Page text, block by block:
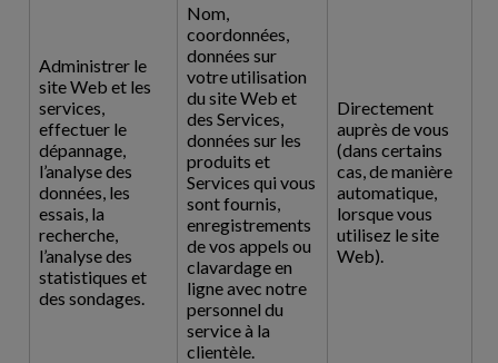
Administrer le
site Web et les
services,
effectuer le
dépannage,
l’analyse des
données, les
essais, la
recherche,
l’analyse des
statistiques et
des sondages.
Nom,
coordonnées,
données sur
votre utilisation
du site Web et
des Services,
données sur les
produits et
Services qui vous
sont fournis,
enregistrements
de vos appels ou
clavardage en
ligne avec notre
personnel du
service à la
clientèle.
Directement
auprès de vous
(dans certains
cas, de manière
automatique,
lorsque vous
utilisez le site
Web).